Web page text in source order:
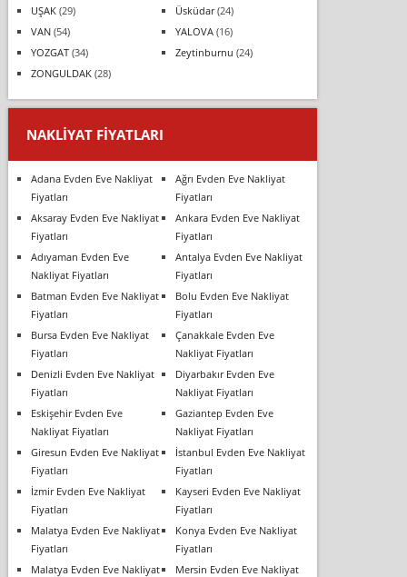
UŞAK(29) Üsküdar(24)
VAN(54) YALOVA(16)
YOZGAT(34) Zeytinburnu (24)
ZONGULDAK(28)
NAKLIYAT FIYATLARI
Adana Evden Eve Nakliyat
Fiyatları
Ağrı Evden Eve Nakliyat
Fiyatları
Aksaray Evden Eve Nakliyat
Fiyatları
Ankara Evden Eve Nakliyat
Fiyatları
Adıyaman Evden Eve
Nakliyat Fiyatları
Antalya Evden Eve Nakliyat
Fiyatları
Batman Evden Eve Nakliyat
Fiyatları
Bolu Evden Eve Nakliyat
Fiyatları
Bursa Evden Eve Nakliyat
Fiyatları
Çanakkale Evden Eve
Nakliyat Fiyatları
Denizli Evden Eve Nakliyat
Fiyatları
Diyarbakır Evden Eve
Nakliyat Fiyatları
Eskişehir Evden Eve
Nakliyat Fiyatları
Gaziantep Evden Eve
Nakliyat Fiyatları
Giresun Evden Eve Nakliyat
Fiyatları
İstanbul Evden Eve Nakliyat
Fiyatları
İzmir Evden Eve Nakliyat
Fiyatları
Kayseri Evden Eve Nakliyat
Fiyatları
Malatya Evden Eve Nakliyat
Fiyatları
Konya Evden Eve Nakliyat
Fiyatları
Malatya Evden Eve Nakliyat
Mersin Evden Eve Nakliyat